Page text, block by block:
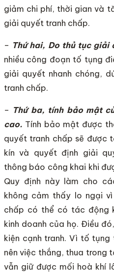
giảm chi phí, thời gian và
giải quyết tranh chấp.
– Thứ hai, Do thủ tục giải
nhiều công đoạn tố tụng
giải quyết nhanh chóng,
tranh chấp.
– Thứ ba, tính bảo mật
cao. Tính bảo mật được
quyết tranh chấp sẽ được
kín và quyết định giải
thông báo công khai khi
Quy định này làm cho
không cảm thấy lo ngại
chấp có thể có tác động
kinh doanh của họ. Điều
kiện cạnh tranh. Vì tố
nên việc thắng, thua trong
vẫn giữ được mối hoà khí